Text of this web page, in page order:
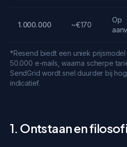
1.000.000 ~€170
Op
*Resend biedt een uniek
50.000 e-mails, waarna scherpe
SendGrid wordt snel duurder bij
indicatief.
1. Ontstaan en